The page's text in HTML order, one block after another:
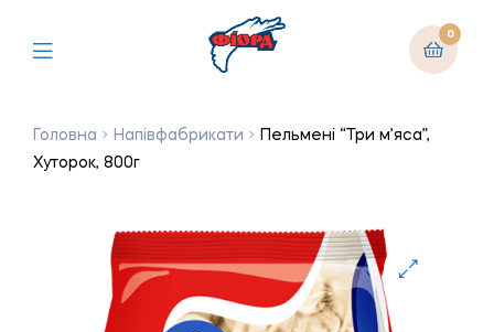
0
Головна Напівфабрикати
Пельмені “Три м’яса”,
Хуторок, 800г